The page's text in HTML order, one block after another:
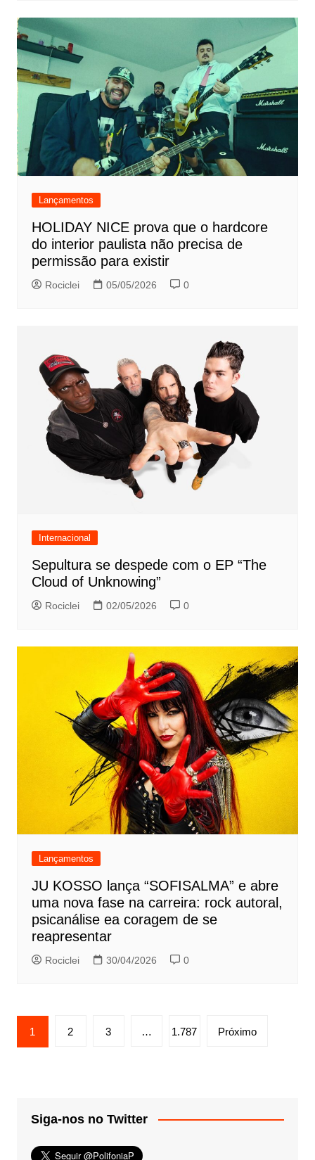
Lançamentos
HOLIDAY NICE prova que o hardcore
do interior paulista não precisa de
permissão para existir
Rociclei 05/05/2026 0
Internacional
Sepultura se despede com o EP “The
Cloud of Unknowing”
Rociclei 02/05/2026 0
Lançamentos
JU KOSSO lança “SOFISALMA” e abre
uma nova fase na carreira: rock autoral,
psicanálise ea coragem de se
reapresentar
Rociclei 30/04/2026 0
Paginação
de
1 2 3 … 1.787 Próximo
Siga-nos no Twitter